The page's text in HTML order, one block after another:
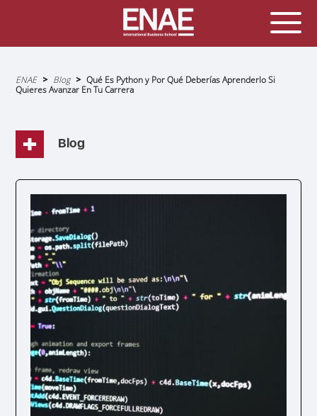
Sobrescribir
enlaces
de
navegación
ENAE Blog
Qué Es Python y Por Qué Deberías Aprenderlo Si
Quieres Avanzar En Tu Carrera
Blog